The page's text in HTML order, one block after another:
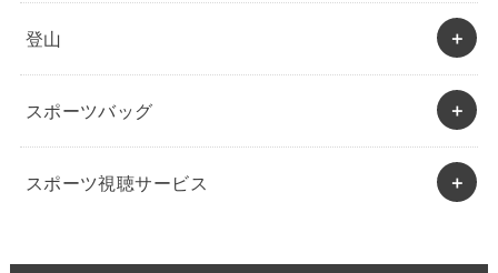
登山
スポーツバッグ
スポーツ視聴サービス